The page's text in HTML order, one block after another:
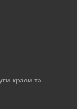
краси та